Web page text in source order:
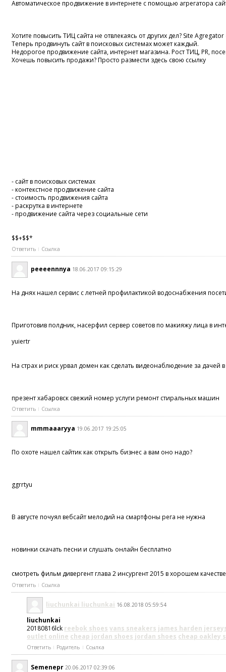
Автоматическое продвижение в интернете с помощью агрегатора
Хотите повысить ТИЦ сайта не отвлекаясь от других дел? Site
Теперь продвинуть сайт в поисковых системах может каждый.
Недорогое продвижение сайта, интернет магазина. Рост ТИЦ, PR,
Хочешь повысить продажи? Просто размести здесь свою ссылку
- сайт в поисковых системах
- контекстное продвижение сайта
- стоимость продвижения сайта
- раскрутка в интернете
- продвижение сайта через социальные сети
$$+$$*
Ответить Ссылка
peeeennnya 18.06.2017 09:15:29
На днях нашел сервис с летней профилактикой водоснабжения
Приготовив полдник, насерфил сервер советов по макияжу лица в
yuiertr
На страх и риск урвал домен как сделать видеонаблюдение за дачей
презент хабаровск свежий номер услуги ремонт стиральных машин
Ответить Ссылка
mmmaaaryya 19.06.2017 19:25:05
По охоте нашел сайтик как открыть бизнес а вам оно надо?
ggrrtyu
В августе почуял вебсайт мелодий на смартфоны рега не нужна
новинки скачать песни и слушать онлайн бесплатно
смотреть фильм дивергент глава 2 инсургент 2015 в хорошем качестве
Ответить Ссылка
liuchunkai liuchunkai 16.08.2018 05:59:54
liuchunkai
20180816lck reebok shoes vans sneakers james harden
outlet online cheap jordan shoes jordan shoes cheap oakley
Ответить Родитель Ссылка
Semenepr 20.06.2017 02:39:06